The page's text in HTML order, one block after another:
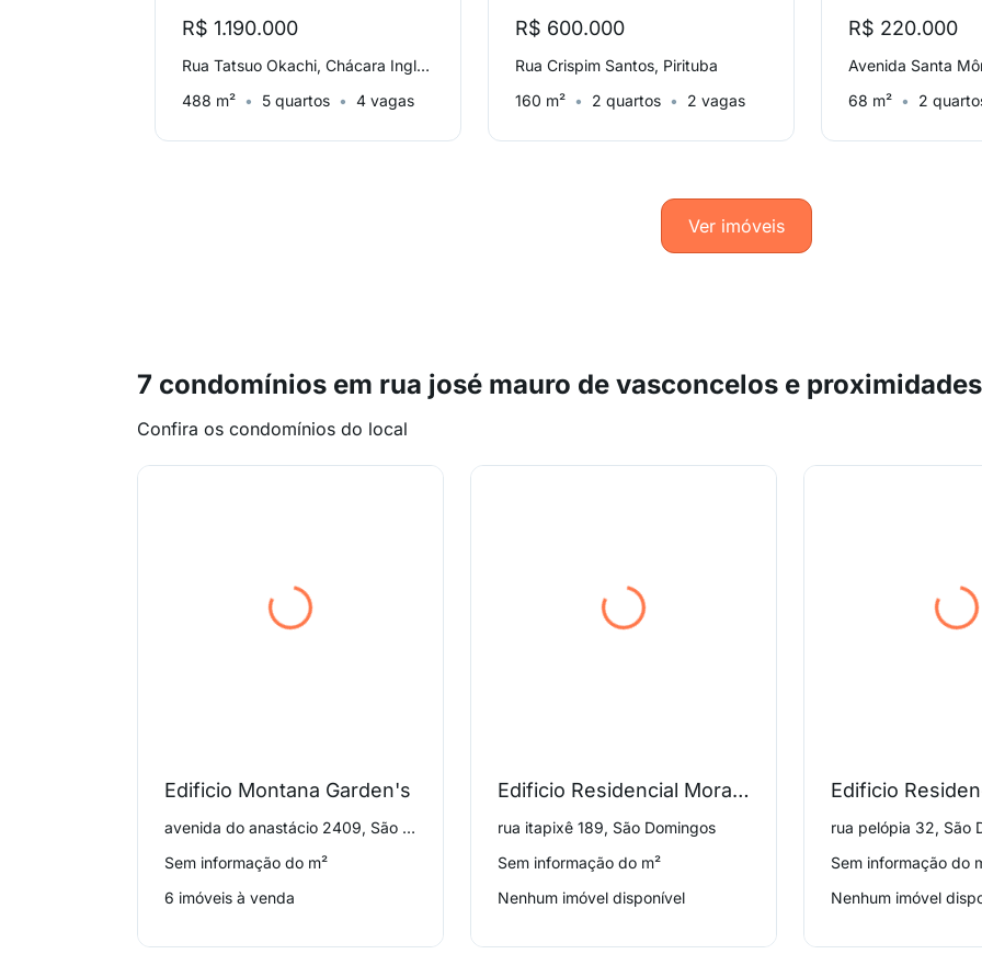
R$ 1.190.000
Rua Tatsuo Okachi, Chácara Inglesa
488 m²
5 quartos 4 vagas
R$ 600.000
Rua Crispim Santos, Pirituba
160 m²
2 quartos 2 vagas
R$ 220.000
68 m² 2
Ver imóveis
7 condomínios em rua josé mauro de vasconcelos e proximidades
Confira os condomínios do local
Edificio Montana Garden's
avenida do anastácio 2409, São Domingos
Sem informação do m²
6 imóveis à venda
Edificio Residencial Morada dos Passaros
rua itapixê 189, São Domingos
Sem informação do m²
Nenhum imóvel disponível
rua pelópia 32, São
Sem informação do
Nenhum imóvel